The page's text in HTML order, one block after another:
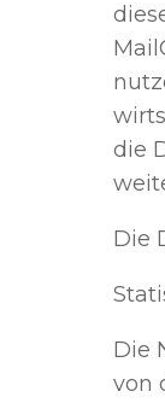
die
Die
Die
von